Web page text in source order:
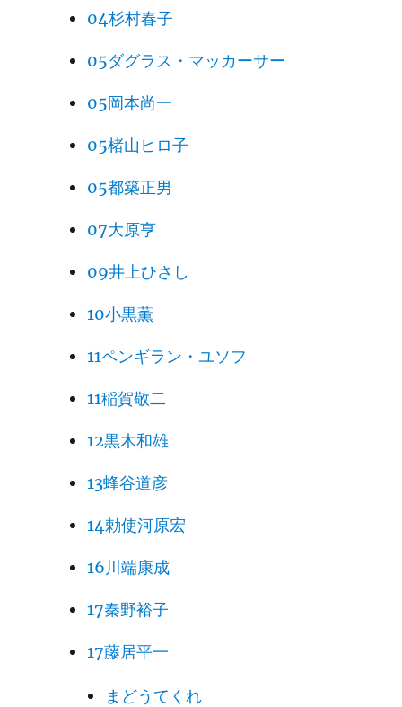
04杉村春子
05ダグラス・マッカーサー
05岡本尚一
05楮山ヒロ子
05都築正男
07大原亨
09井上ひさし
10小黒薫
11ペンギラン・ユソフ
11稲賀敬二
12黒木和雄
13蜂谷道彦
14勅使河原宏
16川端康成
17秦野裕子
17藤居平一
まどうてくれ